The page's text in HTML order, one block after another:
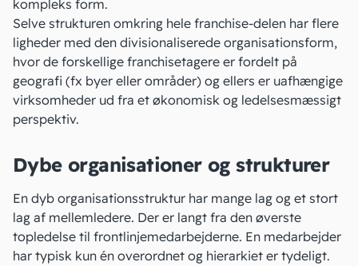
kompleks form.
Selve strukturen omkring hele franchise-delen har flere
ligheder med den divisionaliserede organisationsform,
hvor de forskellige franchisetagere er fordelt på
geografi (fx byer eller områder) og ellers er uafhængige
virksomheder ud fra et økonomisk og ledelsesmæssigt
perspektiv.
Dybe organisationer og strukturer
En dyb organisationsstruktur har mange lag og et stort
lag af mellemledere. Der er langt fra den øverste
topledelse til frontlinjemedarbejderne. En medarbejder
har typisk kun én overordnet og hierarkiet er tydeligt.